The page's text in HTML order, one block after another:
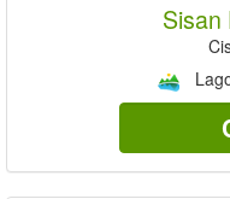
Sisan